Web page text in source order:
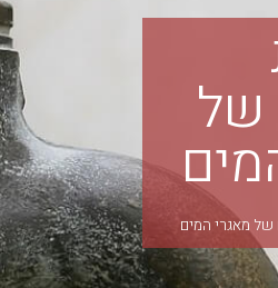
של
של מאגרי המים